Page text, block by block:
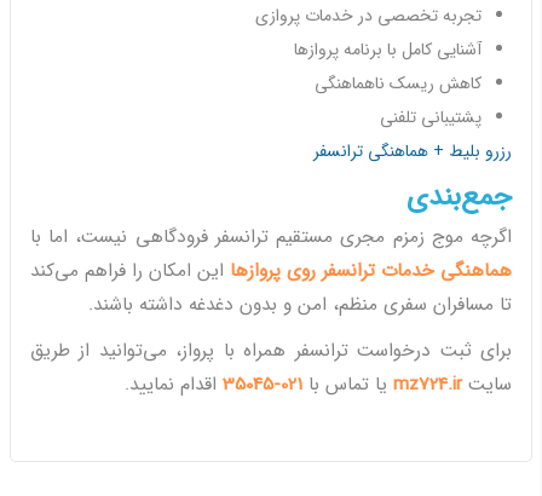
تجربه تخصصی در خدمات پروازی
آشنایی کامل با برنامه پروازها
کاهش ریسک ناهماهنگی
پشتیبانی تلفنی
رزرو بلیط + هماهنگی ترانسفر
جمع‌بندی
اگرچه موج زمزم مجری مستقیم ترانسفر فرودگاهی نیست، اما با
هماهنگی خدمات ترانسفر روی پروازها این امکان را فراهم می‌کند
تا مسافران سفری منظم، امن و بدون دغدغه داشته باشند.
برای ثبت درخواست ترانسفر همراه با پرواز، می‌توانید از طریق
سایتmz724.ir یا تماس با 021-35045 اقدام نمایید.